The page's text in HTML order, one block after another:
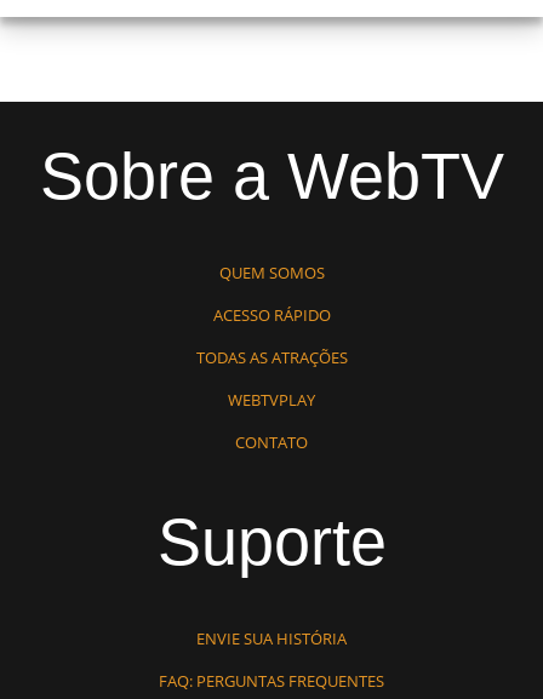
Sobre a WebTV
QUEM SOMOS
ACESSO RÁPIDO
TODAS AS ATRAÇÕES
WEBTVPLAY
CONTATO
Suporte
ENVIE SUA HISTÓRIA
FAQ: PERGUNTAS FREQUENTES